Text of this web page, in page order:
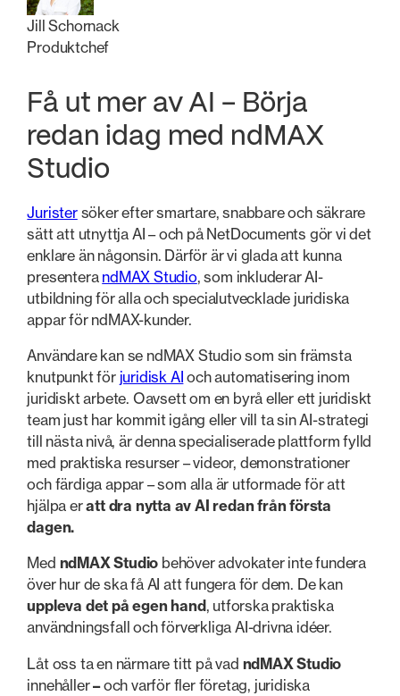
Jill Schornack
Produktchef
Få ut mer av AI – Börja
redan idag med ndMAX
Studio
Juristersöker efter smartare, snabbare och säkrare
sätt att utnyttja AI – och på NetDocuments gör vi det
enklare än någonsin. Därför är vi glada att kunna
presentera ndMAX Studio, som inkluderar AI-
utbildning för alla och specialutvecklade juridiska
appar för ndMAX-kunder.
Användare kan se ndMAX Studio som sin främsta
knutpunkt för juridisk AI och automatisering inom
juridiskt arbete. Oavsett om en byrå eller ett juridiskt
team just har kommit igång eller vill ta sin AI-strategi
till nästa nivå, är denna specialiserade plattform fylld
med praktiska resurser – videor, demonstrationer
och färdiga appar – som alla är utformade för att
hjälpa eratt dra nytta av AI redan från första
dagen.
Med ndMAX Studio behöver advokater inte fundera
över hur de ska få AI att fungera för dem. De kan
uppleva det på egen hand, utforska praktiska
användningsfall och förverkliga AI-drivna idéer.
Låt oss ta en närmare titt på vad ndMAX Studio
innehåller–och varför fler företag, juridiska